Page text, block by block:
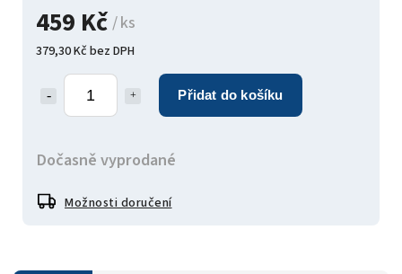
459 Kč / ks
379,30 Kč bez DPH
Přidat do košíku
Dočasně vyprodané
Možnosti doručení